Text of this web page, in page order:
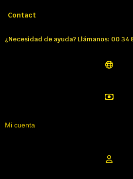
Contact
¿Necesidad de ayuda? Llámanos: 00 34
Mi cuenta